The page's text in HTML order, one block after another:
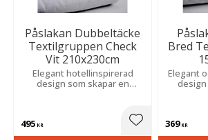
Påslakan Dubbeltäcke
Textilgruppen Check
Vit 210x230cm
Elegant hotellinspirerad
design som skapar en
samtidigt som materialet är
495 KR Lägg till i
Bred
Elegant
369KR